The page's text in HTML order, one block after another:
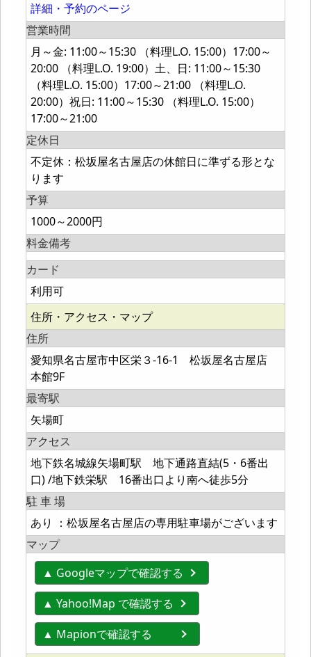
詳細・予約のページ
営業時間
月～金: 11:00～15:30 （料理L.O. 15:00）17:00～
20:00 （料理L.O. 19:00）土、日: 11:00～15:30
（料理L.O. 15:00）17:00～21:00 （料理L.O.
20:00）祝日: 11:00～15:30 （料理L.O. 15:00）
17:00～21:00
定休日
不定休：松坂屋名古屋店の休館日に準ずる形とな
ります
予算
1000～2000円
料金備考
カード
利用可
住所・アクセス・マップ
住所
愛知県名古屋市中区栄３-16-1 松坂屋名古屋店
本館9F
最寄駅
矢場町
アクセス
地下鉄名城線矢場町駅 地下通路直結(5・6番出
口) /地下鉄栄駅 16番出口より南へ徒歩5分
駐 車 場
あり ：松坂屋名古屋店の専用駐車場がございます
マップ
▲ Googleマップで確認する
▲ Yahoo!Map で確認する
▲ Mapionで確認する